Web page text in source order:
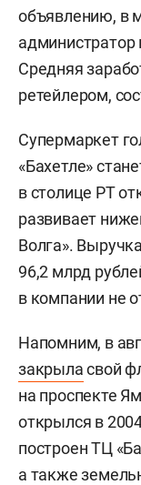
объявлению, в
администратор
Средняя
ретейлером,
Супермаркет
«Бахетле»
в столице РТ
развивает
Волга».
96,2 млрд
в компании не
Напомним, в
закрыласвой
на проспекте
открылся в
построен ТЦ
а также